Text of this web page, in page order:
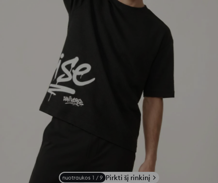
nuotraukos 1 / 9 Pirkti šį rinkinį